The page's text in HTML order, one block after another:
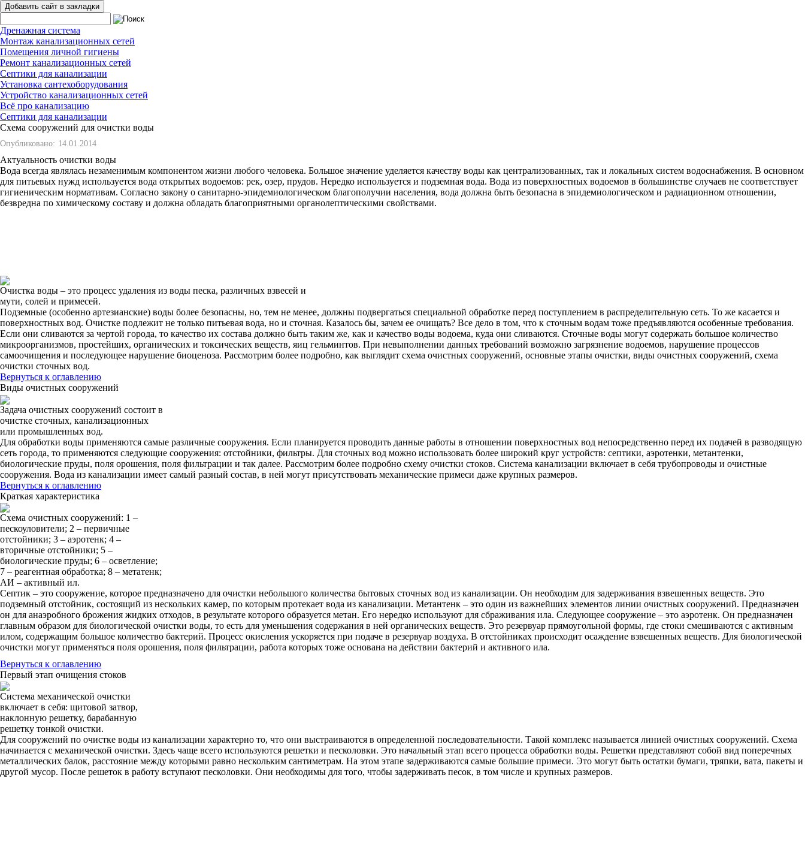
Добавить сайт в закладки
Дренажная система
Монтаж канализационных сетей
Помещения личной гигиены
Ремонт канализационных сетей
Септики для канализации
Установка сантехоборудования
Устройство канализационных сетей
Всё про канализацию
Септики для канализации
Схема сооружений для очистки воды
Опубликовано: 14.01.2014
Актуальность очистки воды
Вода всегда являлась незаменимым компонентом жизни любого человека. Большое значение уделяется качеству воды как централизованных, так и локальных систем водоснабжения. В основном
для питьевых нужд используется вода открытых водоемов: рек, озер, прудов. Нередко используется и подземная вода. Вода из поверхностных водоемов в большинстве случаев не соответствует
гигиеническим нормативам. Согласно закону о санитарно-эпидемиологическом благополучии населения, вода должна быть безопасна в эпидемиологическом и радиационном отношении,
безвредна по химическому составу и должна обладать благоприятными органолептическими свойствами.
Очистка воды – это процесс удаления из воды песка, различных взвесей и
мути, солей и примесей.
Подземные (особенно артезианские) воды более безопасны, но, тем не менее, должны подвергаться специальной обработке перед поступлением в распределительную сеть. То же касается и
поверхностных вод. Очистке подлежит не только питьевая вода, но и сточная. Казалось бы, зачем ее очищать? Все дело в том, что к сточным водам тоже предъявляются особенные требования.
Если они сливаются за чертой города, то качество их состава должно быть таким же, как и качество воды водоема, куда они сливаются. Сточные воды могут содержать большое количество
микроорганизмов, простейших, органических и токсических веществ, яиц гельминтов. При невыполнении данных требований возможно загрязнение водоемов, нарушение процессов
самоочищения и последующее нарушение биоценоза. Рассмотрим более подробно, как выглядит схема очистных сооружений, основные этапы очистки, виды очистных сооружений, схема
очистки сточных вод.
Вернуться к оглавлению
Виды очистных сооружений
Задача очистных сооружений состоит в
очистке сточных, канализационных
или промышленных вод.
Для обработки воды применяются самые различные сооружения. Если планируется проводить данные работы в отношении поверхностных вод непосредственно перед их подачей в разводящую
сеть города, то применяются следующие сооружения: отстойники, фильтры. Для сточных вод можно использовать более широкий круг устройств: септики, аэротенки, метантенки,
биологические пруды, поля орошения, поля фильтрации и так далее. Рассмотрим более подробно схему очистки стоков. Система канализации включает в себя трубопроводы и очистные
сооружения. Вода из канализации имеет самый разный состав, в ней могут присутствовать механические примеси даже крупных размеров.
Вернуться к оглавлению
Краткая характеристика
Схема очистных сооружений: 1 –
пескоуловители; 2 – первичные
отстойники; 3 – аэротенк; 4 –
вторичные отстойники; 5 –
биологические пруды; 6 – осветление;
7 – реагентная обработка; 8 – метатенк;
АИ – активный ил.
Септик – это сооружение, которое предназначено для очистки небольшого количества бытовых сточных вод из канализации. Он необходим для задерживания взвешенных веществ. Это
подземный отстойник, состоящий из нескольких камер, по которым протекает вода из канализации. Метантенк – это один из важнейших элементов линии очистных сооружений. Предназначен
он для анаэробного брожения жидких отходов, в результате которого образуется метан. Его нередко используют для сбраживания ила. Следующее сооружение – это аэротенк. Он предназначен
главным образом для биологической очистки воды, то есть для уменьшения содержания в ней органических веществ. Это резервуар прямоугольной формы, где стоки смешиваются с активным
илом, содержащим большое количество бактерий. Процесс окисления ускоряется при подаче в резервуар воздуха. В отстойниках происходит осаждение взвешенных веществ. Для биологической
очистки могут применяться поля орошения, поля фильтрации, работа которых тоже основана на действии бактерий и активного ила.
Вернуться к оглавлению
Первый этап очищения стоков
Система механической очистки
включает в себя: щитовой затвор,
наклонную решетку, барабанную
решетку тонкой очистки.
Для сооружений по очистке воды из канализации характерно то, что они выстраиваются в определенной последовательности. Такой комплекс называется линией очистных сооружений. Схема
начинается с механической очистки. Здесь чаще всего используются решетки и песколовки. Это начальный этап всего процесса обработки воды. Решетки представляют собой вид поперечных
металлических балок, расстояние между которыми равно нескольким сантиметрам. На этом этапе задерживаются самые большие примеси. Это могут быть остатки бумаги, тряпки, вата, пакеты и
другой мусор. После решеток в работу вступают песколовки. Они необходимы для того, чтобы задерживать песок, в том числе и крупных размеров.